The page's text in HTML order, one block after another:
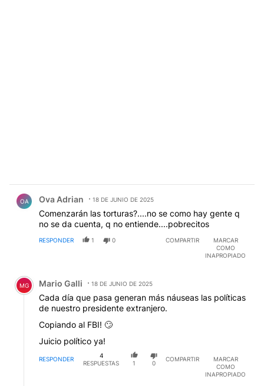
OA Ova Adrian 18 DE JUNIO DE 2025
Comenzarán las torturas?....no se como hay gente q
no se da cuenta, q no entiende....pobrecitos
RESPONDER 1 0 COMPARTIR
MARCAR
COMO
INAPROPIADO
Comentario de Mario Galli.
MG Mario Galli 18 DE JUNIO DE 2025
Cada día que pasa generan más náuseas las políticas
de nuestro presidente extranjero.
Copiando al FBI! 🙄
Juicio político ya!
RESPONDER
4
RESPUESTAS
1 0
COMPARTIR
MARCAR
COMO
INAPROPIADO